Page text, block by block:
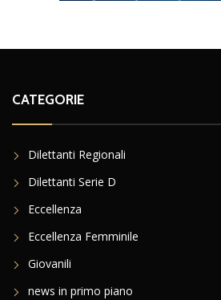
CATEGORIE
Dilettanti Regionali
Dilettanti Serie D
Eccellenza
Eccellenza Femminile
Giovanili
news in primo piano